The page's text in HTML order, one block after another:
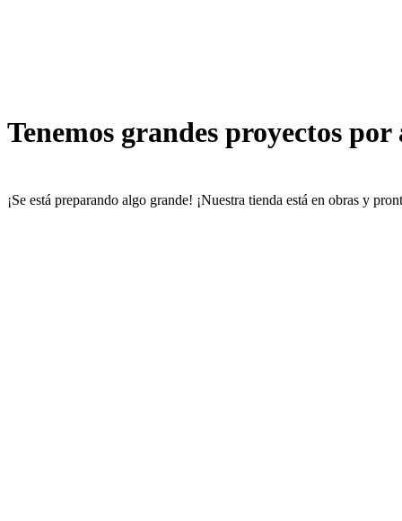
Tenemos grandes proyectos
¡Se está preparando algo grande! ¡Nuestra tienda está en obras y